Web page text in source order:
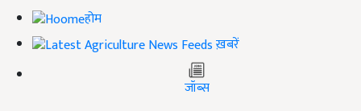
होम
ख़बरें
जॉब्स